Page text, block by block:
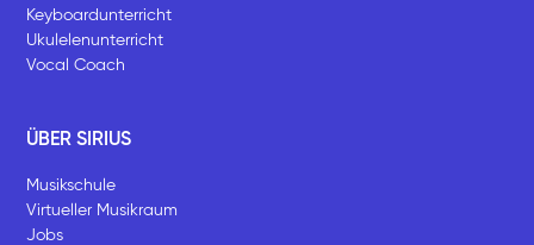
Keyboardunterricht
Ukulelenunterricht
Vocal Coach
ÜBER SIRIUS
Musikschule
Virtueller Musikraum
Jobs